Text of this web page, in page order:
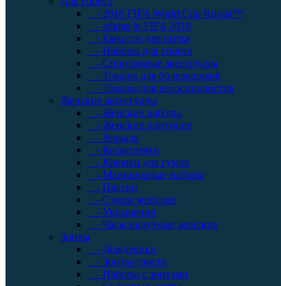
- 2018 FIFA World Cup Russia™
- adidas & FIFA 2018
- Емкости для питья
- Наборы для спорта
- Спортивные аксессуары
- Товары для болельщиков
- Товары для велосипедистов
Женские аксессуары
- Женские наборы
- Женские портмоне
- Зеркала
- Косметички
- Крючки для сумок
- Маникюрные наборы
- Платки
- Сумки женские
- Украшения
- Часы наручные женские
Зонты
- Дождевики
- Зонты-трости
- Наборы с зонтами